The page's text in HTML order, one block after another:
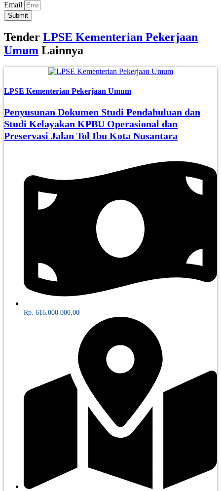
Email
Submit
Tender LPSE Kementerian Pekerjaan
Umum Lainnya
LPSE Kementerian Pekerjaan Umum
Penyusunan Dokumen Studi Pendahuluan dan
Studi Kelayakan KPBU Operasional dan
Preservasi Jalan Tol Ibu Kota Nusantara
Rp. 616.000.000,00